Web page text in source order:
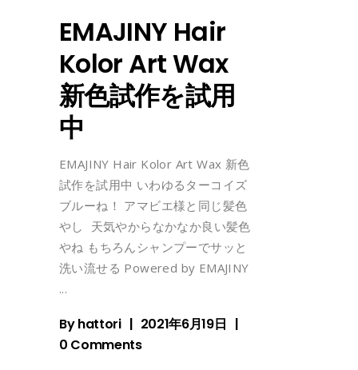
EMAJINY Hair
Kolor Art Wax
新色試作を試用
中
EMAJINY Hair Kolor Art Wax 新色
試作を試用中 いわゆるターコイズ
ブルーね！ アマビエ様と同じ髪色
やし 天気やからなかなか良い髪色
やね もちろんシャンプーでサッと
洗い流せる Powered by EMAJINY
Byhattori
2021年6月19日
0 Comments